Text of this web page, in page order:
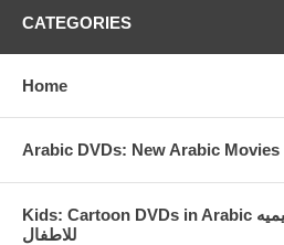
CATEGORIES
Home
Kids: Cartoon DVDs in Arabic افلام ومسلسلات وبرامج تعليميه
للاطفال